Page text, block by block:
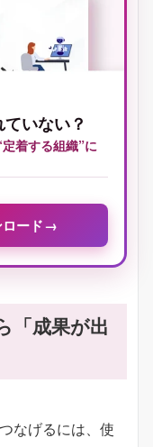
いない？
定着する組織”に
ード →
「成果が出
なげるには、使